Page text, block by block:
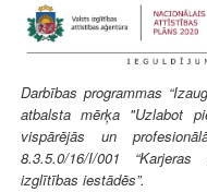
Darbības programmas
atbalsta mērķa "Uzlabot
vispārējās un
8.3.5.0/16/I/001
izglītības iestādēs”.